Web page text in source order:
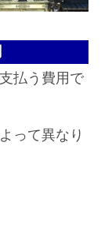
払う費用で
って異なり